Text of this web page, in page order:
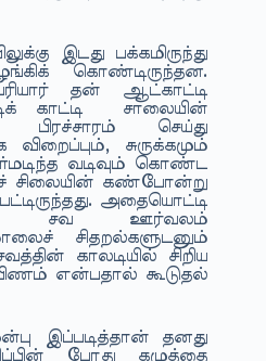
இடது பக்கமிருந்து
கொண்டிருந்தன.
தன் ஆட்காட்டி
காட்டி சாலையின்
பிரச்சாரம் செய்து
சுருக்கமும்
வடிவும் கொண்ட
சிலையின் கண்போன்று
அதையொட்டி
சவ ஊர்வலம்
சிதறல்களுடனும்
காலடியில் சிறிய
என்பதால் கூடுதல்
இப்படித்தான் தனது
போது கழுத்தை